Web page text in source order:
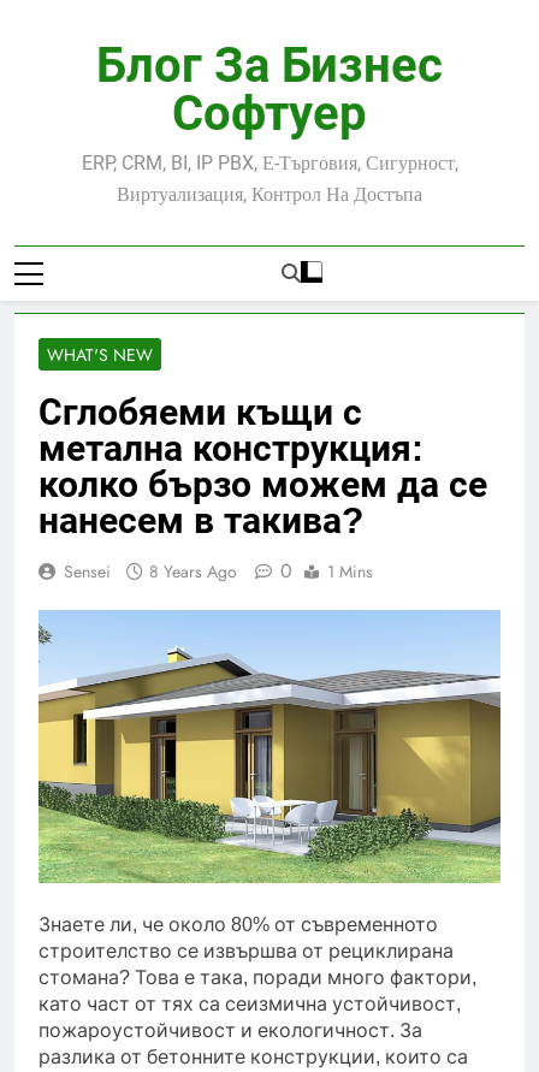
Блог За Бизнес
Софтуер
ERP, CRM, BI, IP PBX, Е-Търговия, Сигурност,
Виртуализация, Контрол На Достъпа
WHAT'S NEW
Сглобяеми къщи с
метална конструкция:
колко бързо можем да се
нанесем в такива?
Sensei 8 Years Ago 0 1 Mins
Знаете ли, че около 80% от съвременното
строителство се извършва от рециклирана
стомана? Това е така, поради много фактори,
като част от тях са сеизмична устойчивост,
пожароустойчивост и екологичност. За
разлика от бетонните конструкции, които са